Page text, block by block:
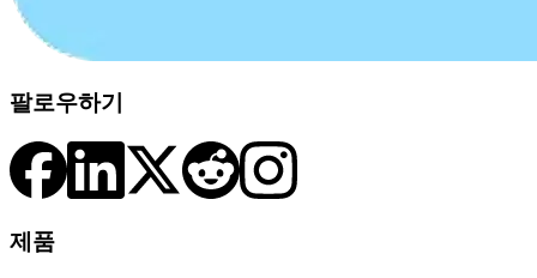
팔로우하기
제품